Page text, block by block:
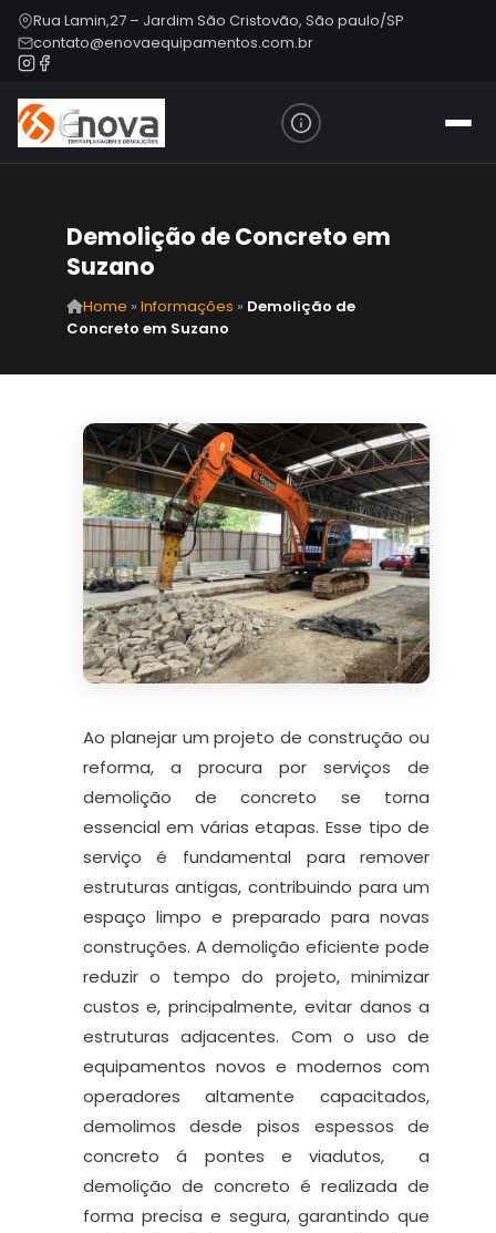
Rua Lamin,27 – Jardim São Cristovão, São paulo/SP
contato@enovaequipamentos.com.br
Demolição de Concreto em
Suzano
Home » Informações » Demolição de
Concreto em Suzano
Ao planejar um projeto de construção ou
reforma, a procura por serviços de
demolição de concreto se torna
essencial em várias etapas. Esse tipo de
serviço é fundamental para remover
estruturas antigas, contribuindo para um
espaço limpo e preparado para novas
construções. A demolição eficiente pode
reduzir o tempo do projeto, minimizar
custos e, principalmente, evitar danos a
estruturas adjacentes. Com o uso de
equipamentos novos e modernos com
operadores altamente capacitados,
demolimos desde pisos espessos de
concreto á pontes e viadutos, a
demolição de concreto é realizada de
forma precisa e segura, garantindo que